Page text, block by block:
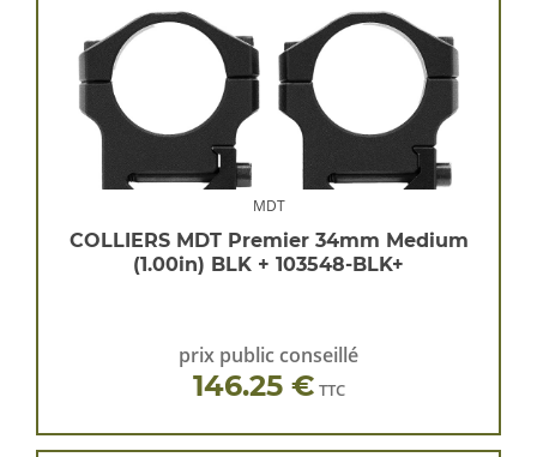
MDT
COLLIERS MDT Premier 34mm Medium
(1.00in) BLK + 103548-BLK+
prix public conseillé
146.25 € TTC